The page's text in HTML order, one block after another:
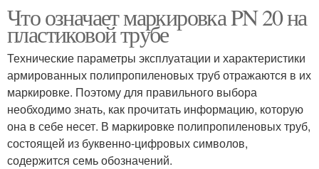
Что означает маркировка PN 20 на
пластиковой трубе
Технические параметры эксплуатации и характеристики
армированных полипропиленовых труб отражаются в их
маркировке. Поэтому для правильного выбора
необходимо знать, как прочитать информацию, которую
она в себе несет. В маркировке полипропиленовых труб,
состоящей из буквенно-цифровых символов,
содержится семь обозначений.